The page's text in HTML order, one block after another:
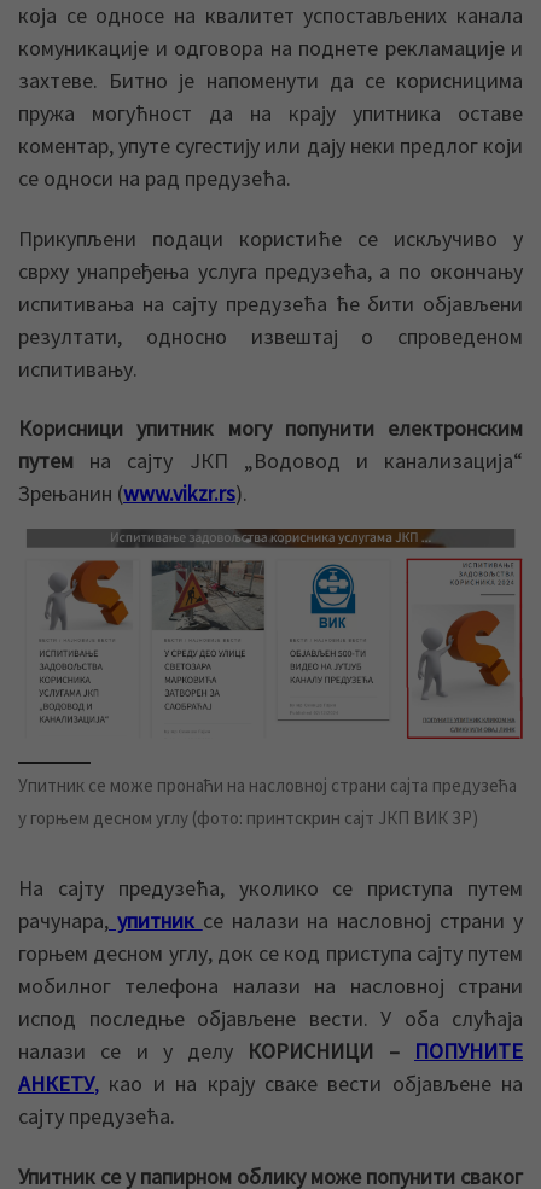
која се односе на квалитет успостављених канала
комуникације и одговора на поднете рекламације и
захтеве. Битно је напоменути да се корисницима
пружа могућност да на крају упитника оставе
коментар, упуте сугестију или дају неки предлог који
се односи на рад предузећа.
Прикупљени подаци користиће се искључиво у
сврху унапређења услуга предузећа, а по окончању
испитивања на сајту предузећа ће бити објављени
резултати, односно извештај о спроведеном
испитивању.
Корисници упитник могу попунити електронским
путем
на сајту ЈКП „Водовод и канализација“
Зрењанин (www.vikzr.rs).
Упитник се може пронаћи на насловној страни сајта предузећа
у горњем десном углу (фото: принтскрин сајт ЈКП ВИК ЗР)
На сајту предузећа, уколико се приступа путем
рачунара, упитник се налази на насловној страни у
горњем десном углу, док се код приступа сајту путем
мобилног телефона налази на насловној страни
испод последње објављене вести. У оба слућаја
налази се и у делу КОРИСНИЦИ – ПОПУНИТЕ
АНКЕТУ, као и на крају сваке вести објављене на
сајту предузећа.
Упитник се у папирном облику може попунити сваког